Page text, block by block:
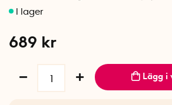
689 kr
Lägg i